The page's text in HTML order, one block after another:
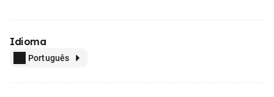
Idioma
Português